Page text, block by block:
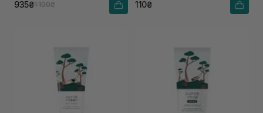
935₴1 100₴ 110₴